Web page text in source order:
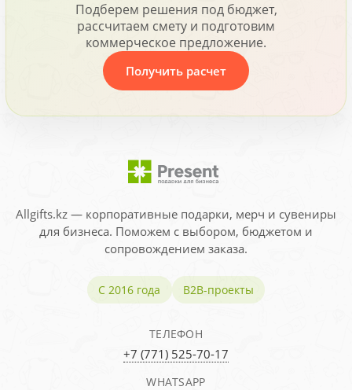
Подберем решения под бюджет,
рассчитаем смету и подготовим
коммерческое предложение.
Получить расчет
Allgifts.kz — корпоративные подарки, мерч и сувениры
для бизнеса. Поможем с выбором, бюджетом и
сопровождением заказа.
С 2016 года B2B-проекты
ТЕЛЕФОН
+7 (771) 525-70-17
WHATSAPP